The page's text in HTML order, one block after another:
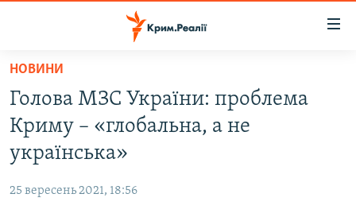
Перейти
основного
матеріалу
Перейти
до
основної
навігації
ВІДЕО ТА ФОТО
БЛОГИ
НОВИНИ
Голова МЗС України: проблема
Криму – «глобальна, а не
українська»
25 вересень 2021, 18:56